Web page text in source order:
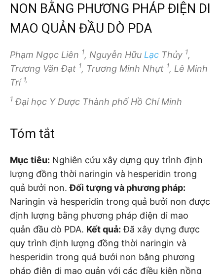
NON BẰNG PHƯƠNG PHÁP ĐIỆN DI
MAO QUẢN ĐẦU DÒ PDA
Phạm Ngọc Liên 1, Nguyễn Hữu Lạc Thủy 1,
Trương Văn Đạt 1, Trương Minh Nhựt 1, Lê Minh
Trí 1,
1 Đại học Y Dược Thành phố Hồ Chí Minh
Tóm tắt
Mục tiêu: Nghiên cứu xây dựng quy trình định
lượng đồng thời naringin và hesperidin trong
quả bưởi non.Đối tượng và phương pháp:
Naringin và hesperidin trong quả bưởi non được
định lượng bằng phương pháp điện di mao
quản đầu dò PDA. Kết quả: Đã xây dựng được
quy trình định lượng đồng thời naringin và
hesperidin trong quả bưởi non bằng phương
pháp điện di mao quản với các điều kiện nồng